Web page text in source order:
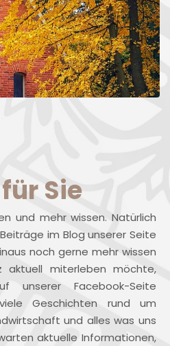
Sie
und mehr wissen. Natürlich
im Blog unserer Seite
noch gerne mehr wissen
aktuell miterleben möchte,
Facebook-Seite
Geschichten rund um
und alles was uns
aktuelle Informationen,